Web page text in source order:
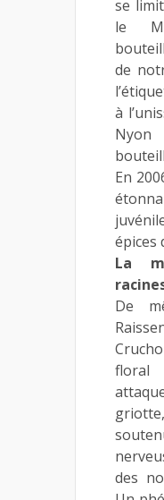
se
le
de
à
En
épices
La
De
floral
des